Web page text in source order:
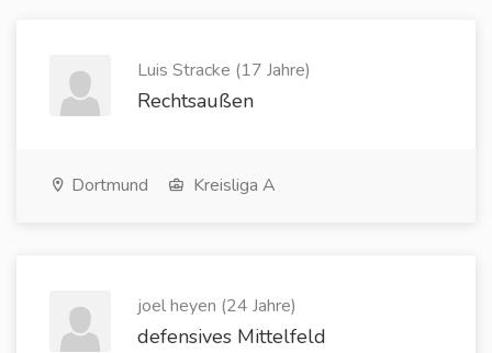
Luis Stracke (17 Jahre)
Rechtsaußen
Dortmund Kreisliga A
joel heyen (24 Jahre)
defensives Mittelfeld